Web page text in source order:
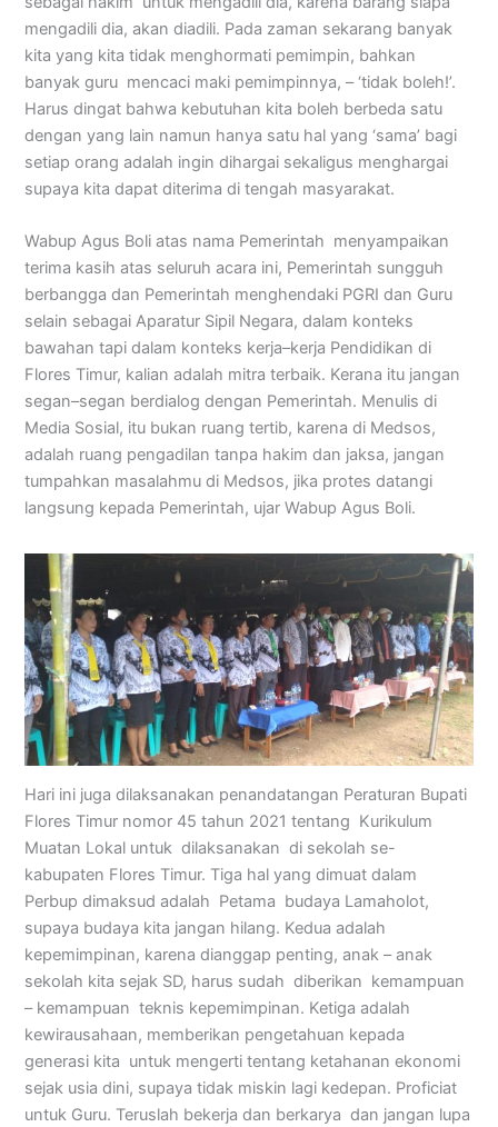
mengadili dia, akan diadili. Pada zaman sekarang banyak
kita yang kita tidak menghormati pemimpin, bahkan
banyak guru mencaci maki pemimpinnya, – ‘tidak boleh!’.
Harus dingat bahwa kebutuhan kita boleh berbeda satu
dengan yang lain namun hanya satu hal yang ‘sama’ bagi
setiap orang adalah ingin dihargai sekaligus menghargai
supaya kita dapat diterima di tengah masyarakat.
Wabup Agus Boli atas nama Pemerintah menyampaikan
terima kasih atas seluruh acara ini, Pemerintah sungguh
berbangga dan Pemerintah menghendaki PGRI dan Guru
selain sebagai Aparatur Sipil Negara, dalam konteks
bawahan tapi dalam konteks kerja–kerja Pendidikan di
Flores Timur, kalian adalah mitra terbaik. Kerana itu jangan
segan–segan berdialog dengan Pemerintah. Menulis di
Media Sosial, itu bukan ruang tertib, karena di Medsos,
adalah ruang pengadilan tanpa hakim dan jaksa, jangan
tumpahkan masalahmu di Medsos, jika protes datangi
langsung kepada Pemerintah, ujar Wabup Agus Boli.
Hari ini juga dilaksanakan penandatangan Peraturan Bupati
Flores Timur nomor 45 tahun 2021 tentang Kurikulum
Muatan Lokal untuk dilaksanakan di sekolah se-
kabupaten Flores Timur. Tiga hal yang dimuat dalam
Perbup dimaksud adalah Petama budaya Lamaholot,
supaya budaya kita jangan hilang. Kedua adalah
kepemimpinan, karena dianggap penting, anak – anak
sekolah kita sejak SD, harus sudah diberikan kemampuan
– kemampuan teknis kepemimpinan. Ketiga adalah
kewirausahaan, memberikan pengetahuan kepada
generasi kita untuk mengerti tentang ketahanan ekonomi
sejak usia dini, supaya tidak miskin lagi kedepan. Proficiat
untuk Guru. Teruslah bekerja dan berkarya dan jangan lupa